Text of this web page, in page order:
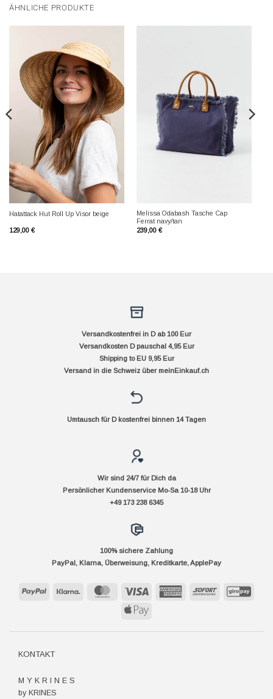
ÄHNLICHE PRODUKTE
Hatattack Hut Roll Up Visor beige
129,00 €
Melissa Odabash Tasche Cap
Ferrat navy/tan
239,00 €
Versandkostenfrei in D ab 100 Eur
Versandkosten D pauschal 4,95 Eur
Shipping to EU 9,95 Eur
Versand in die Schweiz über meinEinkauf.ch
Umtausch für D kostenfrei binnen 14 Tagen
Wir sind 24/7 für Dich da
Persönlicher Kundenservice Mo-Sa 10-18 Uhr
+49 173 238 6345
100% sichere Zahlung
PayPal, Klarna, Überweisung, Kreditkarte, ApplePay
PayPal Klarna MasterCard Visa
AmericanSofort
Apple
KONTAKT
M Y K R I N E S
by KRINES